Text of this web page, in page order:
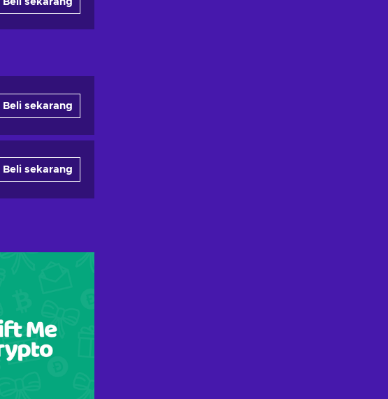
Beli sekarang
Beli sekarang